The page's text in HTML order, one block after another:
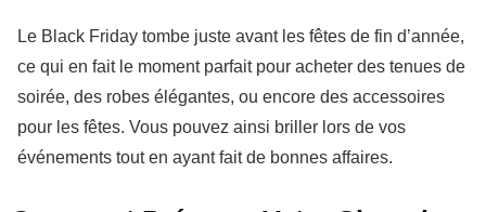
Le Black Friday tombe juste avant les fêtes de fin d’année,
ce qui en fait le moment parfait pour acheter des tenues de
soirée, des robes élégantes, ou encore des accessoires
pour les fêtes. Vous pouvez ainsi briller lors de vos
événements tout en ayant fait de bonnes affaires.